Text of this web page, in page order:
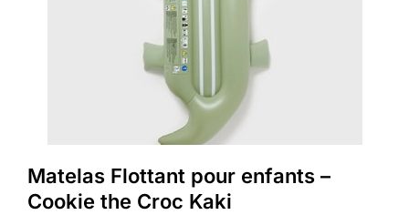
Matelas Flottant pour enfants –
Cookie the Croc Kaki